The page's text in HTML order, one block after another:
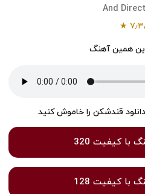
And
۷٫۳ ★
همین آهنگ
قندشکن را خاموش کنید
با کیفیت 320
با کیفیت 128